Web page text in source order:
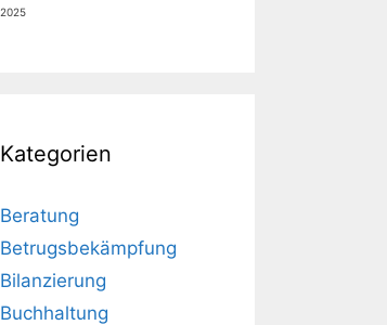
2025
Kategorien
Beratung
Betrugsbekämpfung
Bilanzierung
Buchhaltung